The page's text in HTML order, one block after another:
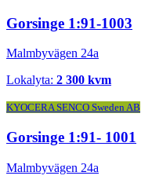
Gorsinge 1:91-1003
Malmbyvägen 24a
Lokalyta: 2 300 kvm
KYOCERA SENCO Sweden AB
Gorsinge 1:91- 1001
Malmbyvägen 24a